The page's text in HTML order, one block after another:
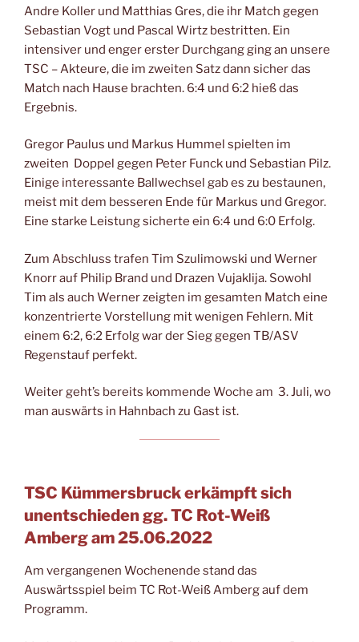
Andre Koller und Matthias Gres, die ihr Match gegen
Sebastian Vogt und Pascal Wirtz bestritten. Ein
intensiver und enger erster Durchgang ging an unsere
TSC – Akteure, die im zweiten Satz dann sicher das
Match nach Hause brachten. 6:4 und 6:2 hieß das
Ergebnis.
Gregor Paulus und Markus Hummel spielten im
zweiten Doppel gegen Peter Funck und Sebastian Pilz.
Einige interessante Ballwechsel gab es zu bestaunen,
meist mit dem besseren Ende für Markus und Gregor.
Eine starke Leistung sicherte ein 6:4 und 6:0 Erfolg.
Zum Abschluss trafen Tim Szulimowski und Werner
Knorr auf Philip Brand und Drazen Vujaklija. Sowohl
Tim als auch Werner zeigten im gesamten Match eine
konzentrierte Vorstellung mit wenigen Fehlern. Mit
einem 6:2, 6:2 Erfolg war der Sieg gegen TB/ASV
Regenstauf perfekt.
Weiter geht’s bereits kommende Woche am 3. Juli, wo
man auswärts in Hahnbach zu Gast ist.
TSC Kümmersbruck erkämpft sich
unentschieden gg. TC Rot-Weiß
Ambergam 25.06.2022
Am vergangenen Wochenende stand das
Auswärtsspiel beim TC Rot-Weiß Amberg auf dem
Programm.